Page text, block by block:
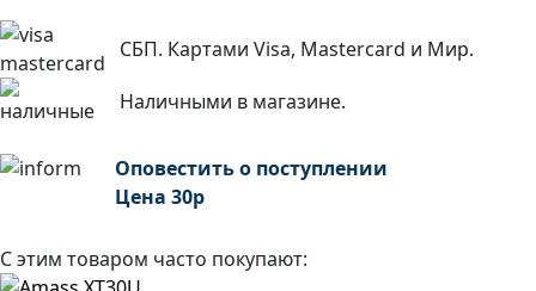
СБП. Картами Visa, Mastercard и Мир.
Наличными в магазине.
Оповестить о поступлении
Цена 30р
С этим товаром часто покупают: